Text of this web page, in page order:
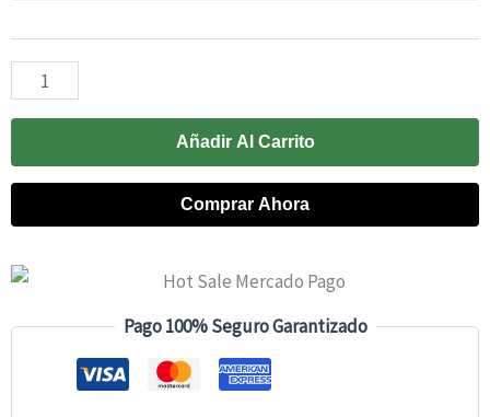
Muscle
Tech
4
Concentrado
Añadir Al Carrito
Comprar Ahora
Pago 100% Seguro Garantizado